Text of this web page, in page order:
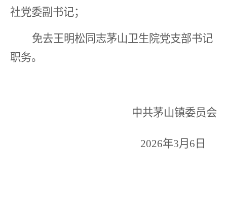
社党委副书记；
免去王明松同志茅山卫生院党支部书记
职务。
中共茅山镇委员会
2026年3月 6 日